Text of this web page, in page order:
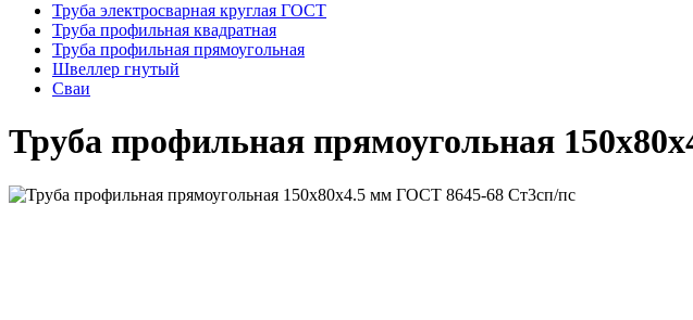
Труба электросварная круглая ГОСТ
Труба профильная квадратная
Труба профильная прямоугольная
Швеллер гнутый
Сваи
Труба профильная прямоугольная